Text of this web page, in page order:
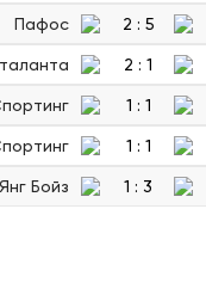
Пафос 2 : 5
2 : 1
1 : 1
1 : 1
Янг Бойз 1 : 3